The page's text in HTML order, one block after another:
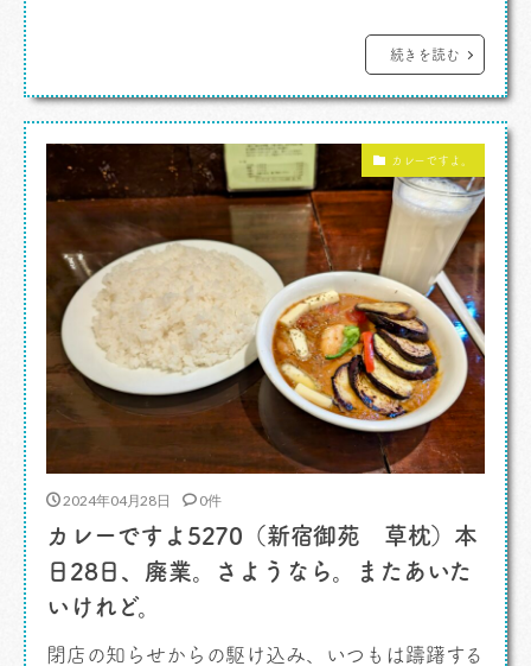
ウォーレンさんがオーナーを務める店がある東京
ミッドタウンに向かいます。 東京ミッドタウン
のはもうす […]
続きを読む
カレーですよ。
2024年04月28日 0件
カレーですよ5270（新宿御苑 草枕）本
日28日、廃業。さようなら。またあいた
いけれど。
閉店の知らせからの駆け込み、いつもは躊躇する